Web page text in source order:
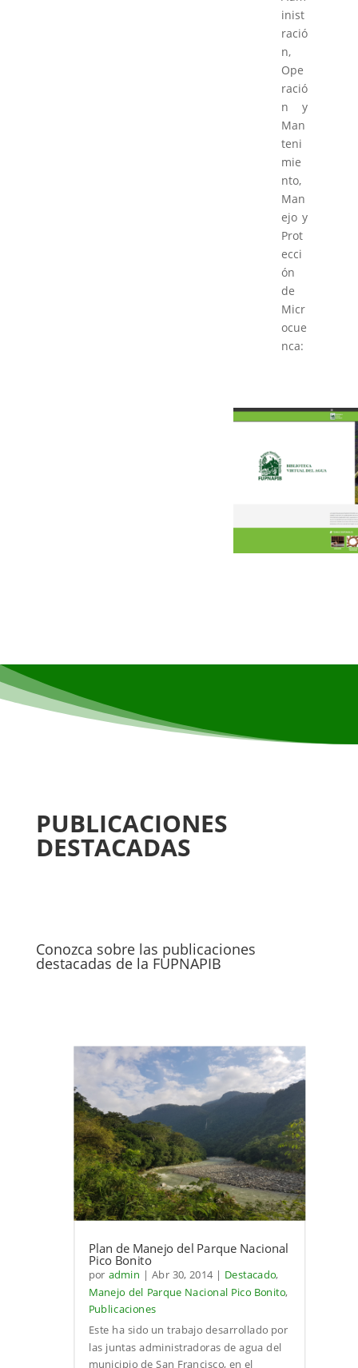
inist
ració
n,
Ope
ració
n y
Man
teni
mie
nto,
Man
ejo y
Prot
ecci
ón
de
Micr
ocue
nca:
PUBLICACIONES
DESTACADAS
Conozca sobre las publicaciones
destacadas de la FUPNAPIB
Plan de Manejo del Parque Nacional
Pico Bonito
por admin | Abr 30, 2014| Destacado,
Manejo del Parque Nacional Pico Bonito,
Publicaciones
Este ha sido un trabajo desarrollado por
las juntas administradoras de agua del
municipio de San Francisco, en el